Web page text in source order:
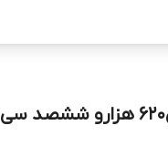
فیلتر روغن موتور لیفان۶۲۰